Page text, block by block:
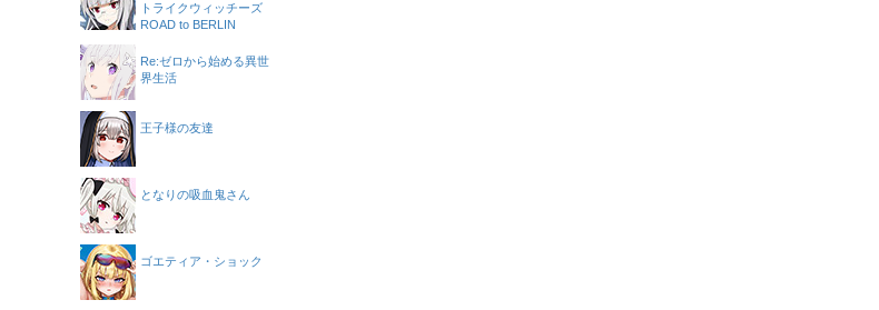
トライクウィッチーズ
ROAD to BERLIN
Re:ゼロから始める異世
界生活
王子様の友達
となりの吸血鬼さん
ゴエティア・ショック